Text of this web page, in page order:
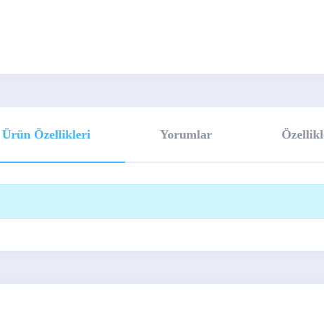
Ürün Özellikleri Yorumlar